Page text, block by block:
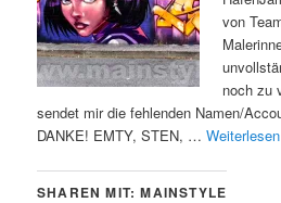
von
noch zu
sendet mir die fehlenden Namen/
DANKE! EMTY, STEN, …Weiterlesen
SHAREN MIT: MAINSTYLE